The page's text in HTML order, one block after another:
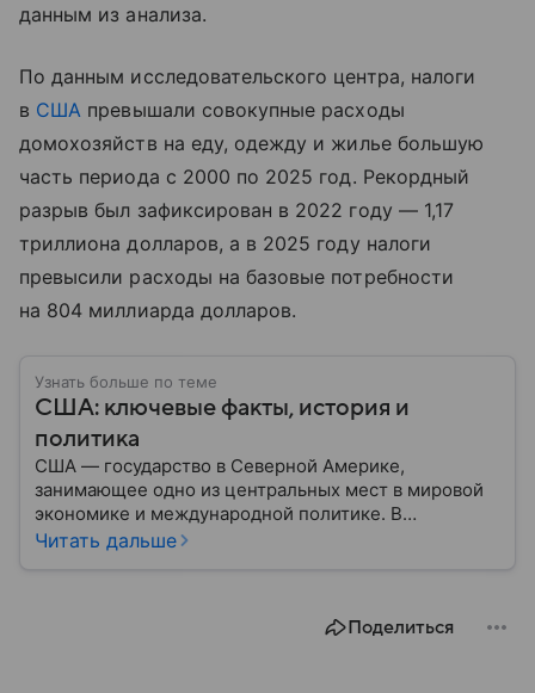
данным из анализа.
По данным исследовательского центра, налоги
в США превышали совокупные расходы
домохозяйств на еду, одежду и жилье большую
часть периода с 2000 по 2025 год. Рекордный
разрыв был зафиксирован в 2022 году — 1,17
триллиона долларов, а в 2025 году налоги
превысили расходы на базовые потребности
на 804 миллиарда долларов.
Узнать больше по теме
США: ключевые факты, история и
политика
США — государство в Северной Америке,
занимающее одно из центральных мест в мировой
экономике и международной политике. В
материале — основные сведения об этой стране.
Читать дальше
Поделиться